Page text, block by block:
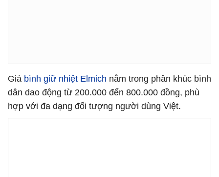
Giá bình giữ nhiệt Elmich nằm trong phân khúc bình
dân dao động từ 200.000 đến 800.000 đồng, phù
hợp với đa dạng đối tượng người dùng Việt.